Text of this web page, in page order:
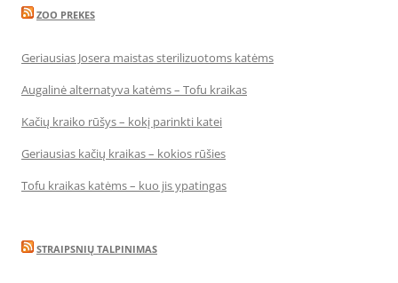
ZOO PREKES
Geriausias Josera maistas sterilizuotoms katėms
Augalinė alternatyva katėms – Tofu kraikas
Kačių kraiko rūšys – kokį parinkti katei
Geriausias kačių kraikas – kokios rūšies
Tofu kraikas katėms – kuo jis ypatingas
STRAIPSNIŲ TALPINIMAS